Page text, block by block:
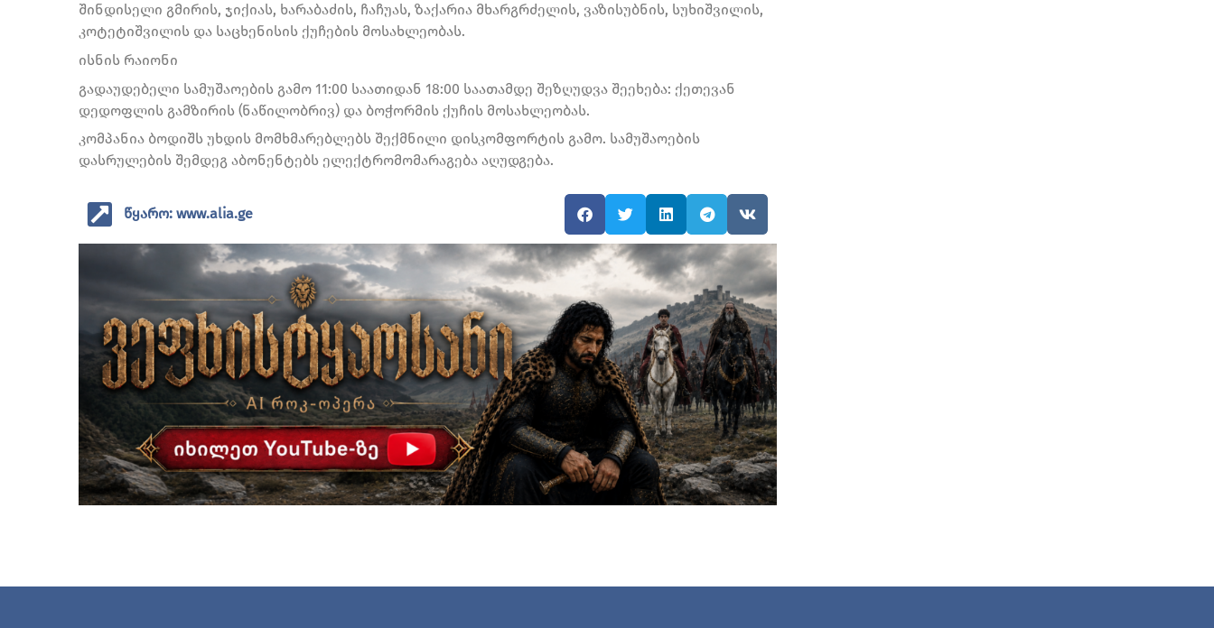
შინდისელი გმირის, ჯიქიას, ხარაბაძის, ჩაჩუას, ზაქარია მხარგრძელის, ვაზისუბნის, სუხიშვილის,
კოტეტიშვილის და საცხენისის ქუჩების მოსახლეობას.
ისნის რაიონი
გადაუდებელი სამუშაოების გამო 11:00 საათიდან 18:00 საათამდე შეზღუდვა შეეხება: ქეთევან
დედოფლის გამზირის (ნაწილობრივ) და ბოჭორმის ქუჩის მოსახლეობას.
კომპანია ბოდიშს უხდის მომხმარებლებს შექმნილი დისკომფორტის გამო. სამუშაოების
დასრულების შემდეგ აბონენტებს ელექტრომომარაგება აღუდგება.
წყარო: www.alia.ge